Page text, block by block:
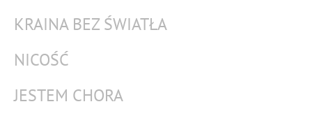
KRAINA BEZ ŚWIATŁA
NICOŚĆ
JESTEM CHORA